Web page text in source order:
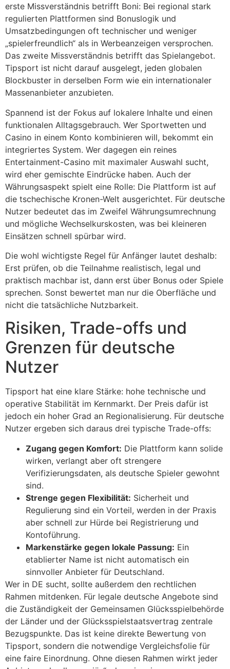
erste Missverständnis betrifft Boni: Bei regional stark
regulierten Plattformen sind Bonuslogik und
Umsatzbedingungen oft technischer und weniger
„spielerfreundlich“ als in Werbeanzeigen versprochen.
Das zweite Missverständnis betrifft das Spielangebot.
Tipsport ist nicht darauf ausgelegt, jeden globalen
Blockbuster in derselben Form wie ein internationaler
Massenanbieter anzubieten.
Spannend ist der Fokus auf lokalere Inhalte und einen
funktionalen Alltagsgebrauch. Wer Sportwetten und
Casino in einem Konto kombinieren will, bekommt ein
integriertes System. Wer dagegen ein reines
Entertainment-Casino mit maximaler Auswahl sucht,
wird eher gemischte Eindrücke haben. Auch der
Währungsaspekt spielt eine Rolle: Die Plattform ist auf
die tschechische Kronen-Welt ausgerichtet. Für deutsche
Nutzer bedeutet das im Zweifel Währungsumrechnung
und mögliche Wechselkurskosten, was bei kleineren
Einsätzen schnell spürbar wird.
Die wohl wichtigste Regel für Anfänger lautet deshalb:
Erst prüfen, ob die Teilnahme realistisch, legal und
praktisch machbar ist, dann erst über Bonus oder Spiele
sprechen. Sonst bewertet man nur die Oberfläche und
nicht die tatsächliche Nutzbarkeit.
Risiken, Trade-offs und
Grenzen für deutsche
Nutzer
Tipsport hat eine klare Stärke: hohe technische und
operative Stabilität im Kernmarkt. Der Preis dafür ist
jedoch ein hoher Grad an Regionalisierung. Für deutsche
Nutzer ergeben sich daraus drei typische Trade-offs:
Zugang gegen Komfort: Die Plattform kann solide
wirken, verlangt aber oft strengere
Verifizierungsdaten, als deutsche Spieler gewohnt
sind.
Strenge gegen Flexibilität: Sicherheit und
Regulierung sind ein Vorteil, werden in der Praxis
aber schnell zur Hürde bei Registrierung und
Kontoführung.
Markenstärke gegen lokale Passung: Ein
etablierter Name ist nicht automatisch ein
sinnvoller Anbieter für Deutschland.
Wer in DE sucht, sollte außerdem den rechtlichen
Rahmen mitdenken. Für legale deutsche Angebote sind
die Zuständigkeit der Gemeinsamen Glücksspielbehörde
der Länder und der Glücksspielstaatsvertrag zentrale
Bezugspunkte. Das ist keine direkte Bewertung von
Tipsport, sondern die notwendige Vergleichsfolie für
eine faire Einordnung. Ohne diesen Rahmen wirkt jeder